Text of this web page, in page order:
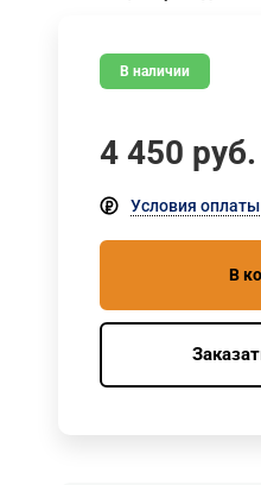
В наличии
4 450 руб.
Условия оплаты
В